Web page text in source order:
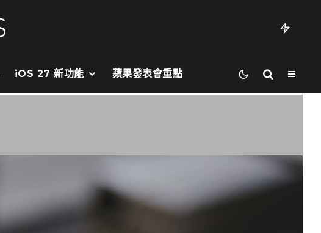
iOS 27 新功能 蘋果發表會重點